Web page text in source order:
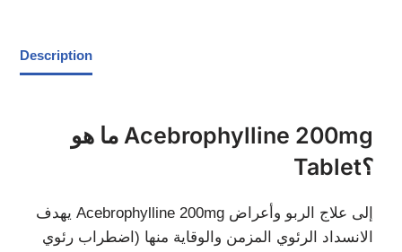
Description
ما هو Acebrophylline 200mg
Tablet؟
يهدف Acebrophylline 200mg إلى علاج الربو وأعراض
الانسداد الرئوي المزمن والوقاية منها (اضطراب رئوي